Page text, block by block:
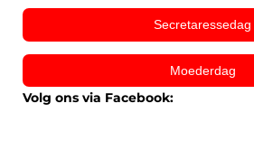
Secretaressedag
Moederdag
Volg ons via Facebook: